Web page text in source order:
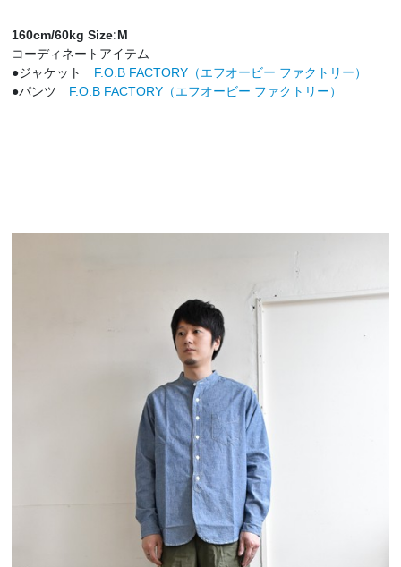
160cm/60kg Size:M
コーディネートアイテム
●ジャケット F.O.B FACTORY（エフオービー ファクトリー）
●パンツ F.O.B FACTORY（エフオービー ファクトリー）